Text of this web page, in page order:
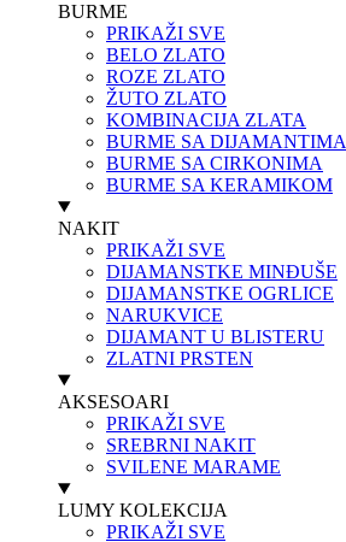
BURME
PRIKAŽI SVE
BELO ZLATO
ROZE ZLATO
ŽUTO ZLATO
KOMBINACIJA ZLATA
BURME SA DIJAMANTIMA
BURME SA CIRKONIMA
BURME SA KERAMIKOM
NAKIT
PRIKAŽI SVE
DIJAMANSTKE MINĐUŠE
DIJAMANSTKE OGRLICE
NARUKVICE
DIJAMANT U BLISTERU
ZLATNI PRSTEN
AKSESOARI
PRIKAŽI SVE
SREBRNI NAKIT
SVILENE MARAME
LUMY KOLEKCIJA
PRIKAŽI SVE